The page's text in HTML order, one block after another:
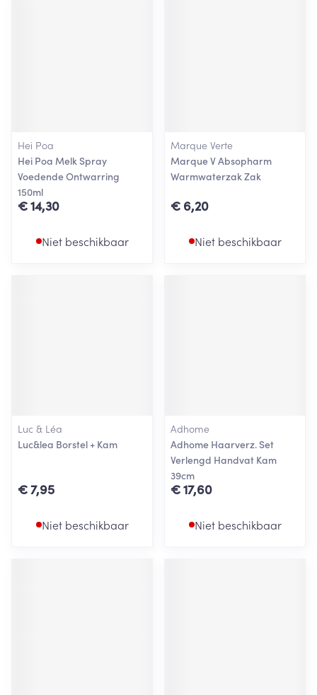
Hei Poa
Hei Poa Melk Spray
Voedende Ontwarring
150ml
€ 14,30
Niet beschikbaar
Marque Verte
Marque V Absopharm
Warmwaterzak Zak
€ 6,20
Niet beschikbaar
Luc & Léa
Luc&lea Borstel + Kam
€ 7,95
Niet beschikbaar
Adhome
Adhome Haarverz. Set
Verlengd Handvat Kam
39cm
€ 17,60
Niet beschikbaar